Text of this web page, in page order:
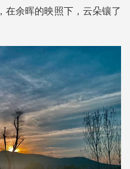
在余晖的映照下，云朵镶了